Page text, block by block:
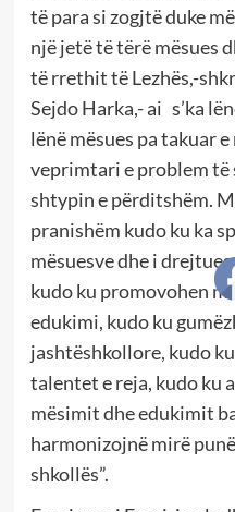
të para si zogjtë duke
një jetë të tërë mësues
të rrethit të Lezhës,-
Sejdo Harka,- ai s’ka
lënë mësues pa takuar
veprimtari e problem të
shtypin e përditshëm.
pranishëm kudo ku ka
mësuesve dhe i
kudo ku promovohen
edukimi, kudo ku
jashtëshkollore, kudo
talentet e reja, kudo ku
mësimit dhe edukimit
harmonizojnë mirë
shkollës”.